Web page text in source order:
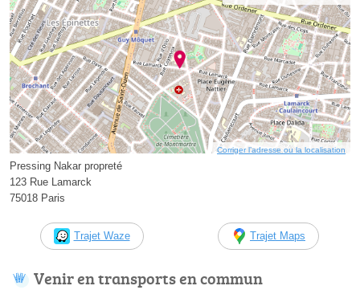
Corriger l’adresse ou la localisation
Pressing Nakar propreté
123 Rue Lamarck
75018 Paris
Trajet Waze Trajet Maps
Venir en transports en commun